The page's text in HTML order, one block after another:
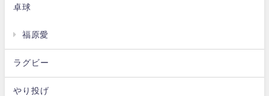
卓球
福原愛
ラグビー
やり投げ